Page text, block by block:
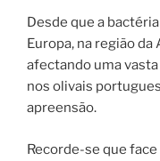
Desde que a
Europa, na região da
afectando uma
nos olivais
apreensão.
Recorde-se que